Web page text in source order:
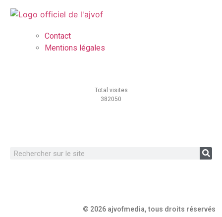
Contact
Mentions légales
Total visites
382050
© 2026 ajvofmedia, tous droits réservés